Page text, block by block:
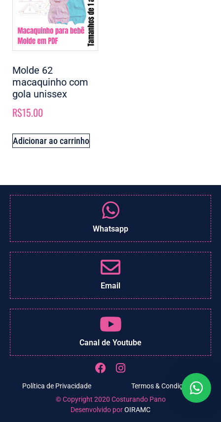
Molde 62
macaquinho com
gola unissex
R$15.00
Adicionar ao carrinho
Whatsapp
Email
Canal de Youtube
Política de Privacidade
Termos & Condições
© Copyright 2020 Costurando Pano
Desenvolvido porOIRAMC